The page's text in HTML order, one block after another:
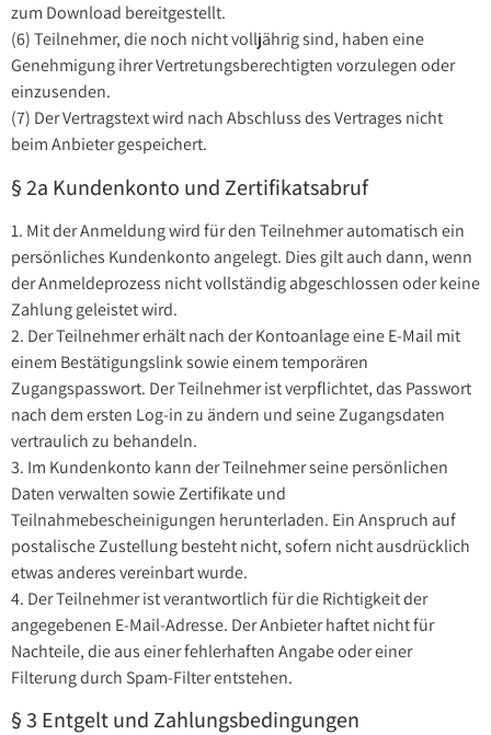
zum Download bereitgestellt.
(6) Teilnehmer, die noch nicht volljährig sind, haben eine
Genehmigung ihrer Vertretungsberechtigten vorzulegen oder
einzusenden.
(7) Der Vertragstext wird nach Abschluss des Vertrages nicht
beim Anbieter gespeichert.
§ 2a Kundenkonto und Zertifikatsabruf
1. Mit der Anmeldung wird für den Teilnehmer automatisch ein
persönliches Kundenkonto angelegt. Dies gilt auch dann, wenn
der Anmeldeprozess nicht vollständig abgeschlossen oder keine
Zahlung geleistet wird.
2. Der Teilnehmer erhält nach der Kontoanlage eine E-Mail mit
einem Bestätigungslink sowie einem temporären
Zugangspasswort. Der Teilnehmer ist verpflichtet, das Passwort
nach dem ersten Log-in zu ändern und seine Zugangsdaten
vertraulich zu behandeln.
3. Im Kundenkonto kann der Teilnehmer seine persönlichen
Daten verwalten sowie Zertifikate und
Teilnahmebescheinigungen herunterladen. Ein Anspruch auf
postalische Zustellung besteht nicht, sofern nicht ausdrücklich
etwas anderes vereinbart wurde.
4. Der Teilnehmer ist verantwortlich für die Richtigkeit der
angegebenen E-Mail-Adresse. Der Anbieter haftet nicht für
Nachteile, die aus einer fehlerhaften Angabe oder einer
Filterung durch Spam-Filter entstehen.
§ 3 Entgelt und Zahlungsbedingungen